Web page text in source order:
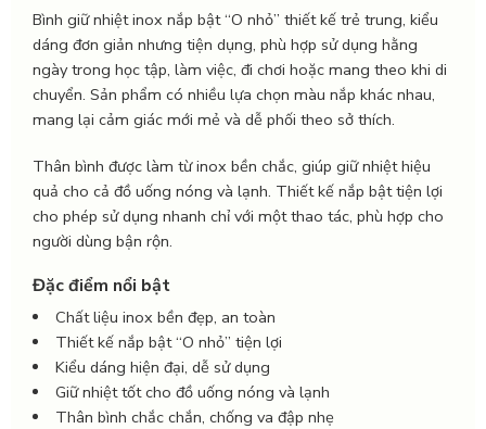
Bình giữ nhiệt inox nắp bật “O nhỏ” thiết kế trẻ trung, kiểu
dáng đơn giản nhưng tiện dụng, phù hợp sử dụng hằng
ngày trong học tập, làm việc, đi chơi hoặc mang theo khi di
chuyển. Sản phẩm có nhiều lựa chọn màu nắp khác nhau,
mang lại cảm giác mới mẻ và dễ phối theo sở thích.
Thân bình được làm từ inox bền chắc, giúp giữ nhiệt hiệu
quả cho cả đồ uống nóng và lạnh. Thiết kế nắp bật tiện lợi
cho phép sử dụng nhanh chỉ với một thao tác, phù hợp cho
người dùng bận rộn.
Đặc điểm nổi bật
Chất liệu inox bền đẹp, an toàn
Thiết kế nắp bật “O nhỏ” tiện lợi
Kiểu dáng hiện đại, dễ sử dụng
Giữ nhiệt tốt cho đồ uống nóng và lạnh
Thân bình chắc chắn, chống va đập nhẹ